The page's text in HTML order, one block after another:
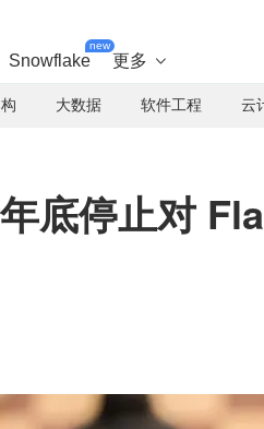
Snowflake
new
更多 
大数据 软件工程 云
底停止对